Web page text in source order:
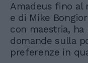
Amadeus fino al
e di Mike
con maestria,
domande sulla
preferenze in